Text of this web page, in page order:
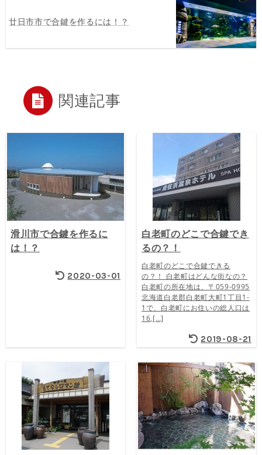
廿日市市で合鍵を作るには！？
関連記事
滑川市で合鍵を作るに
は！？
2020-03-01
白老町のどこで合鍵でき
るの？！
白老町のどこで合鍵できる
の？！ 白老町はどんな街なの？
白老町の所在地は、〒059-0995
北海道白老郡白老町大町1丁目1-
1で、白老町にお住いの総人口は
16,[…]
2019-08-21